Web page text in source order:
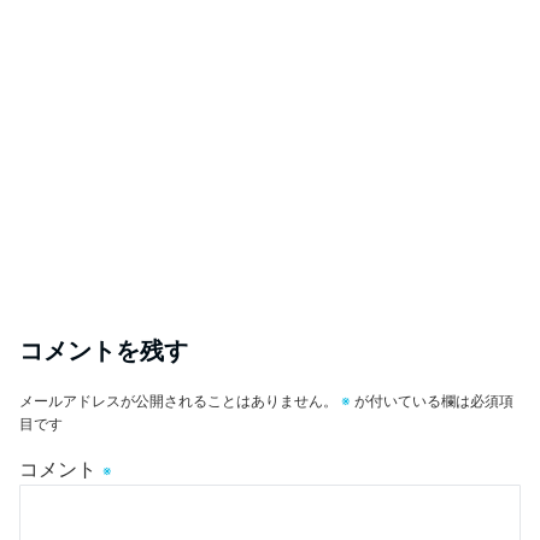
コメントを残す
メールアドレスが公開されることはありません。 ※ が付いている欄は必須項
目です
コメント ※